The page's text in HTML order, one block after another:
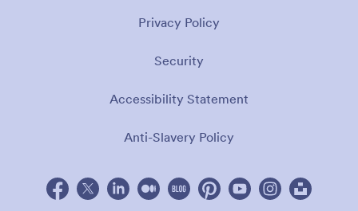
Privacy Policy
Security
Accessibility Statement
Anti-Slavery Policy